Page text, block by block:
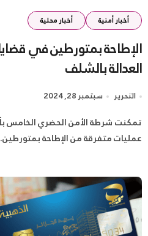
أخبار أمنية أخبار محلية
الإطاحة بمتورطين في قضايا
العدالة بالشلف
التحرير سبتمبر 28, 2024
تمكنت شرطة الأمن الحضري الخامس بأمن ولاية الشلف، من خلال
عمليات متفرقة من الإطاحة